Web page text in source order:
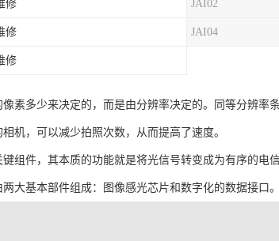
修 JAI02
修 JAI04
修
素多少来决定的，而是由分辨率决定的。同等分辨率
机，可以减少拍照次数，从而提高了速度。
组件，其本质的功能就是将光信号转变成为有序的电
大基本部件组成：图像感光芯片和数字化的数据接口。